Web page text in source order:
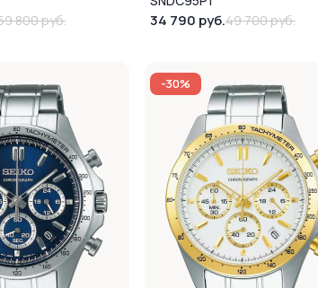
800 руб. 34 790 руб.49 700 руб.
-30%